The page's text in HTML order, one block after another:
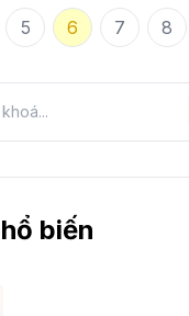
5 6 7 8
biến